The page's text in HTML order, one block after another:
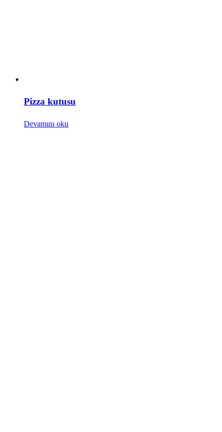
Pizza kutusu
Devamını oku